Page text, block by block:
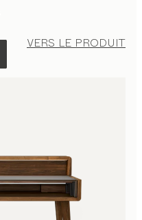
VERS LE PRODUIT